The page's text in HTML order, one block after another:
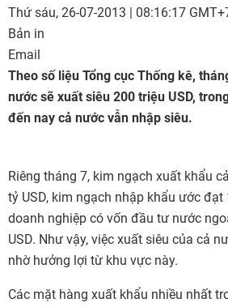
Thứ sáu, 26-07-2013 | 08:16:17
Bản in
Email
Theo số liệu Tổng cục Thống kê,
nước sẽ xuất siêu 200 triệu USD,
đến nay cả nước vẫn nhập siêu.
Riêng tháng 7, kim ngạch xuất khẩu
tỷ USD, kim ngạch nhập khẩu ước đạt
doanh nghiệp có vốn đầu tư nước
USD. Như vậy, việc xuất siêu của cả
nhờ hưởng lợi từ khu vực này.
Các mặt hàng xuất khẩu nhiều nhất